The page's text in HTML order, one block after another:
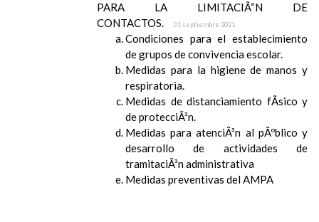
PARA LA LIMITACIÃ“N DE
CONTACTOS.
01 septiembre 2021
Condiciones para el establecimiento
de grupos de convivencia escolar.
Medidas para la higiene de manos y
respiratoria.
Medidas de distanciamiento fÃ­sico y
de protecciÃ³n.
Medidas para atenciÃ³n al pÃºblico y
desarrollo de actividades de
tramitaciÃ³n administrativa
Medidas preventivas del AMPA